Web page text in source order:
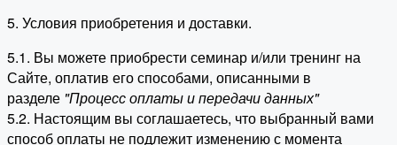
5. Условия приобретения и доставки.
5.1. Вы можете приобрести семинар и/или тренинг на
Сайте, оплатив его способами, описанными в
разделе "Процесс оплаты и передачи данных"
5.2. Настоящим вы соглашаетесь, что выбранный вами
способ оплаты не подлежит изменению с момента